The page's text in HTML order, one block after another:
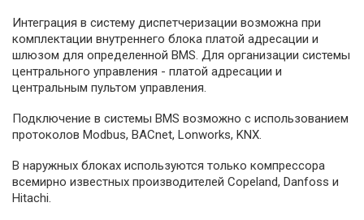
Интеграция в систему диспетчеризации возможна при
комплектации внутреннего блока платой адресации и
шлюзом для определенной BMS. Для организации системы
центрального управления - платой адресации и
центральным пультом управления.
Подключение в системы BMS возможно с использованием
протоколов Modbus, BACnet, Lonworks, KNX.
В наружных блоках используются только компрессора
всемирно известных производителей Copeland, Danfoss и
Hitachi.